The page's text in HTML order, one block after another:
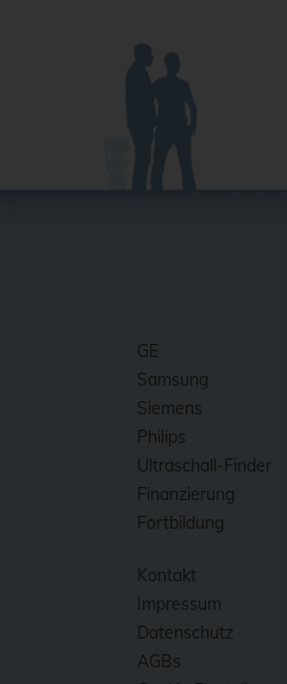
GE
Samsung
Siemens
Philips
Ultraschall-Finder
Finanzierung
Fortbildung
Kontakt
Impressum
Datenschutz
AGBs